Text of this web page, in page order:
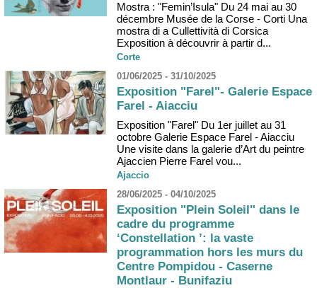
Mostra : "Femin’Isula" Du 24 mai au 30
décembre Musée de la Corse - Corti Una
mostra di a Cullettività di Corsica
Exposition à découvrir à partir d...
Corte
01/06/2025 - 31/10/2025
Exposition "Farel"- Galerie Espace
Farel - Aiacciu
Exposition "Farel" Du 1er juillet au 31
octobre Galerie Espace Farel - Aiacciu
Une visite dans la galerie d’Art du peintre
Ajaccien Pierre Farel vou...
Ajaccio
28/06/2025 - 04/10/2025
Exposition "Plein Soleil" dans le
cadre du programme
‘Constellation ’: la vaste
programmation hors les murs du
Centre Pompidou - Caserne
Montlaur - Bunifaziu